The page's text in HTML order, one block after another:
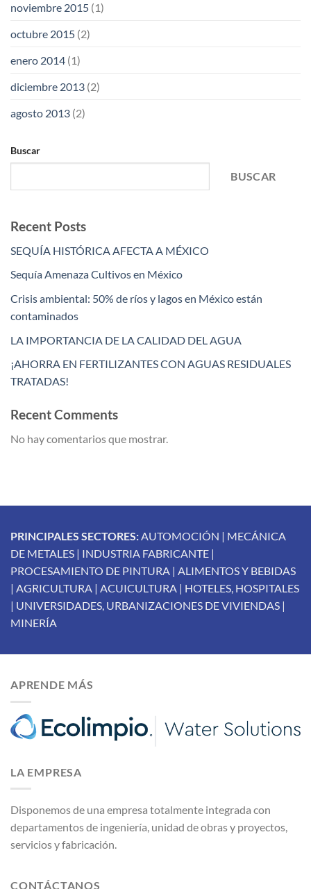
noviembre 2015 (1)
octubre 2015 (2)
enero 2014 (1)
diciembre 2013 (2)
agosto 2013 (2)
Buscar
BUSCAR
Recent Posts
SEQUÍA HISTÓRICA AFECTA A MÉXICO
Sequía Amenaza Cultivos en México
Crisis ambiental: 50% de ríos y lagos en México están
contaminados
LA IMPORTANCIA DE LA CALIDAD DEL AGUA
¡AHORRA EN FERTILIZANTES CON AGUAS RESIDUALES
TRATADAS!
Recent Comments
No hay comentarios que mostrar.
PRINCIPALES SECTORES: AUTOMOCIÓN | MECÁNICA
DE METALES | INDUSTRIA FABRICANTE |
PROCESAMIENTO DE PINTURA | ALIMENTOS Y BEBIDAS
| AGRICULTURA | ACUICULTURA | HOTELES, HOSPITALES
| UNIVERSIDADES, URBANIZACIONES DE VIVIENDAS |
MINERÍA
APRENDE MÁS
LA EMPRESA
Disponemos de una empresa totalmente integrada con
departamentos de ingeniería, unidad de obras y proyectos,
servicios y fabricación.
CONTÁCTANOS